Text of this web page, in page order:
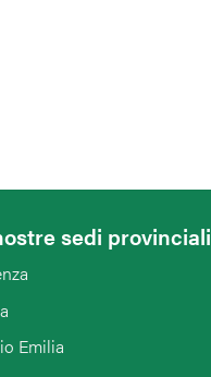
sedi provinciali
Emilia